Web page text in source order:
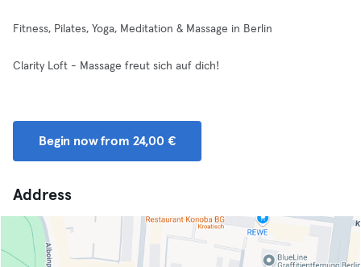
Fitness, Pilates, Yoga, Meditation & Massage in Berlin
Clarity Loft - Massage freut sich auf dich!
Begin now from 24,00 €
Address